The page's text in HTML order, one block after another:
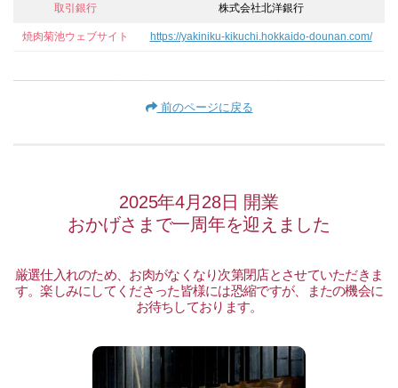
取引銀行 株式会社北洋銀行
焼肉菊池ウェブサイト https://yakiniku-kikuchi.hokkaido-dounan.com/
前のページに戻る
2025年4月28日 開業
おかげさまで一周年を迎えました
厳選仕入れのため、お肉がなくなり次第閉店とさせていただきま
す。楽しみにしてくださった皆様には恐縮ですが、またの機会に
お待ちしております。